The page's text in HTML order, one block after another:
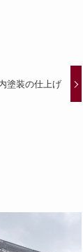
塗装の仕上げ